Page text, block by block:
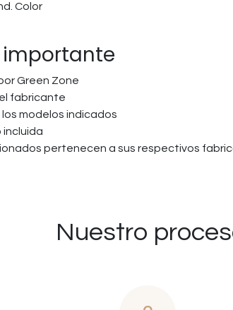
Color
Green Zone
fabricante
modelos indicados
pertenecen a sus respectivos
Nuestro